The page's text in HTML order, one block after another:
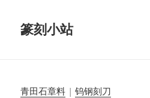
篆刻小站
青田石章料 |钨钢刻刀